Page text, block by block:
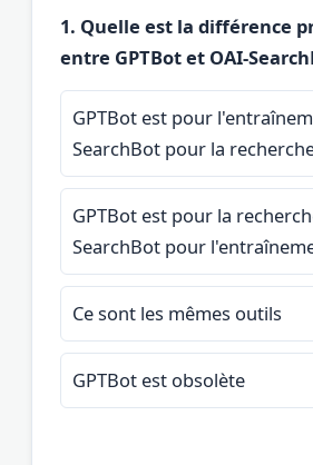
1. Quelle est la différence
entre GPTBot et OAI-
GPTBot est pour
SearchBot pour la
GPTBot est pour la
SearchBot pour
Ce sont les mêmes outils
GPTBot est obsolète